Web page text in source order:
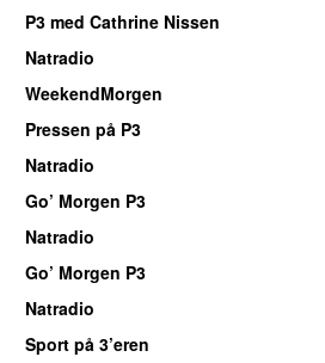
P3 med Cathrine Nissen
Natradio
WeekendMorgen
Pressen på P3
Natradio
Go’ Morgen P3
Natradio
Go’ Morgen P3
Natradio
Sport på 3’eren